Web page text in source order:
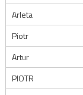
Arleta
Piotr
Artur
PIOTR